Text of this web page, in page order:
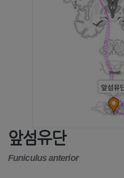
앞섬유단
Funiculus anterior